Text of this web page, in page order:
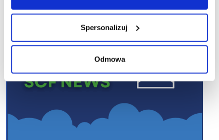
Spersonalizuj
Odmowa